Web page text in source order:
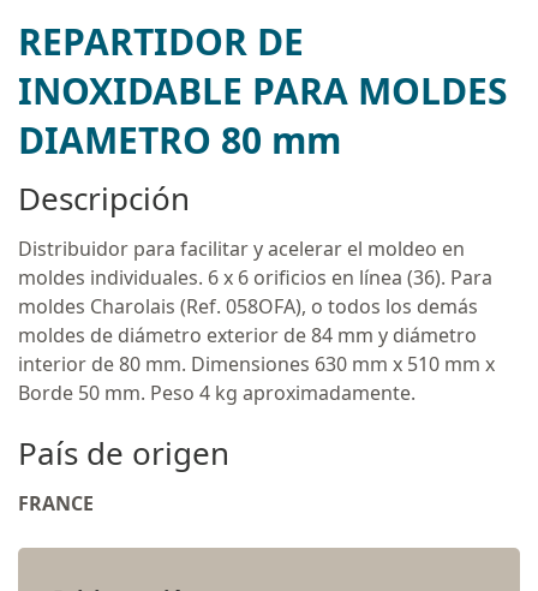
REPARTIDOR DE
INOXIDABLE PARA MOLDES
DIAMETRO 80 mm
Descripción
Distribuidor para facilitar y acelerar el moldeo en
moldes individuales. 6 x 6 orificios en línea (36). Para
moldes Charolais (Ref. 058OFA), o todos los demás
moldes de diámetro exterior de 84 mm y diámetro
interior de 80 mm. Dimensiones 630 mm x 510 mm x
Borde 50 mm. Peso 4 kg aproximadamente.
País de origen
FRANCE